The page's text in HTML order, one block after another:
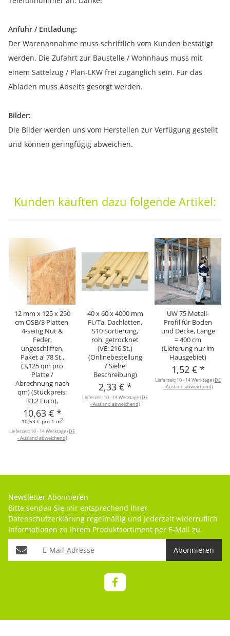
Anfuhr / Entladung:
Der Warenannahme muss schriftlich vom Kunden bestätigt
werden. Die Zufahrt zur Baustelle / Wohnhaus muss mit
einem Sattelzug / Plan-LKW frei zugänglich sein. Für das
Abladen muss Abseits gesorgt werden.
Bilder:
Die Bilder werden uns vom Herstellen zur Verfügung gestellt
und können geringfügig abweichen.
Kunden kauften dazu folgende Artikel:
12 mm x 125 x 250
cm OSB/3 Platten,
4-seitig Nut &
Feder,
ungeschliffen,
Paket a' 78 St.,
(3,125 qm pro
Platte /
Abrechnung nach
qm) (Stückpreis:
33,2 Euro),
10,63 € *
10,63 € pro 1 m2
Lieferzeit: 10 - 14 Werktage(DE
- Ausland abweichend)
40 x 60 x 4000 mm
Fi./Ta. Dachlatten,
S10 Sortierung,
roh, getrocknet
(VE: 216 St.)
(Onlinebestellung
/ Siehe
Beschreibung)
2,33 € *
Lieferzeit: 10 - 14 Werktage(DE
- Ausland abweichend)
UW 75 Metall-
Profil für Boden
und Decke, Länge
= 400 cm
(Lieferung nur im
Hausgebiet)
1,52 € *
Lieferzeit: 10 - 14 Werktage(DE
- Ausland abweichend)
Newsletter Abonnieren
Bitte senden Sie mir entsprechend Ihrer
Datenschutzerklärung regelmäßig und jederzeit widerruflich
Informationen zu Ihrem Produktsortiment per E-Mail zu.
Abonnieren